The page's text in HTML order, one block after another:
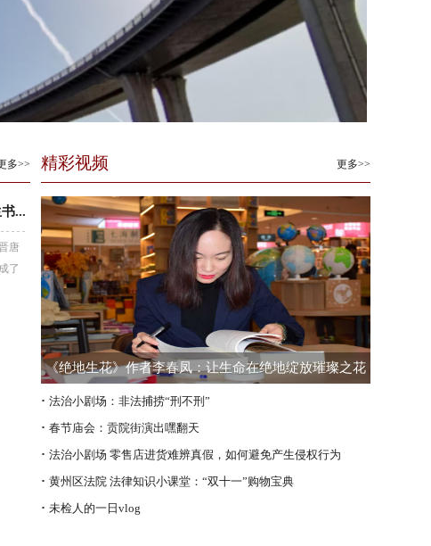
多>>
...
唐
了
精彩视频 更多>>
《绝地生花》作者李春凤：让生命在绝地绽放璀璨之花
· 法治小剧场：非法捕捞“刑不刑”
· 春节庙会：贡院街演出嘿翻天
· 法治小剧场 零售店进货难辨真假，如何避免产生侵权行为
· 黄州区法院 法律知识小课堂：“双十一”购物宝典
· 未检人的一日vlog